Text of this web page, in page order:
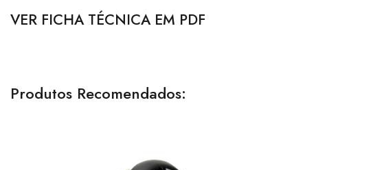
VER FICHA TÉCNICA EM PDF
Produtos Recomendados: